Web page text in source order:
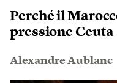
Perché il
pressione Ceuta
Alexandre Aublanc